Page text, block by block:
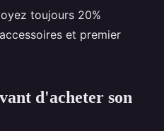
toujours 20%
et premier
d'acheter son